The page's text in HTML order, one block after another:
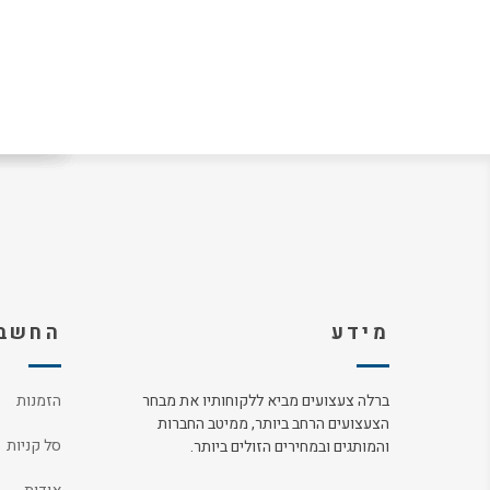
מידע
ברלה צעצועים מביא ללקוחותיו את מבחר
הצעצועים הרחב ביותר, ממיטב החברות
והמותגים ובמחירים הזולים ביותר.
הזמנות
סל קניות